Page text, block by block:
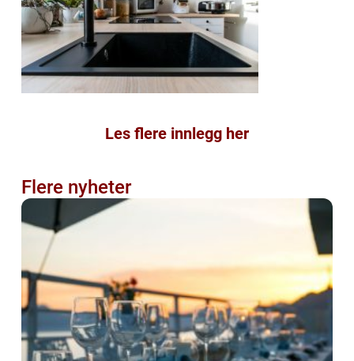
Les flere innlegg her
Flere nyheter